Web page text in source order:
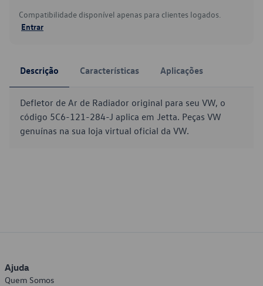
Compatibilidade disponível apenas para clientes logados.
Entrar
Descrição Características Aplicações
Defletor de Ar de Radiador original para seu VW, o
código 5C6-121-284-J aplica em Jetta. Peças VW
genuínas na sua loja virtual oficial da VW.
Ajuda
Quem Somos